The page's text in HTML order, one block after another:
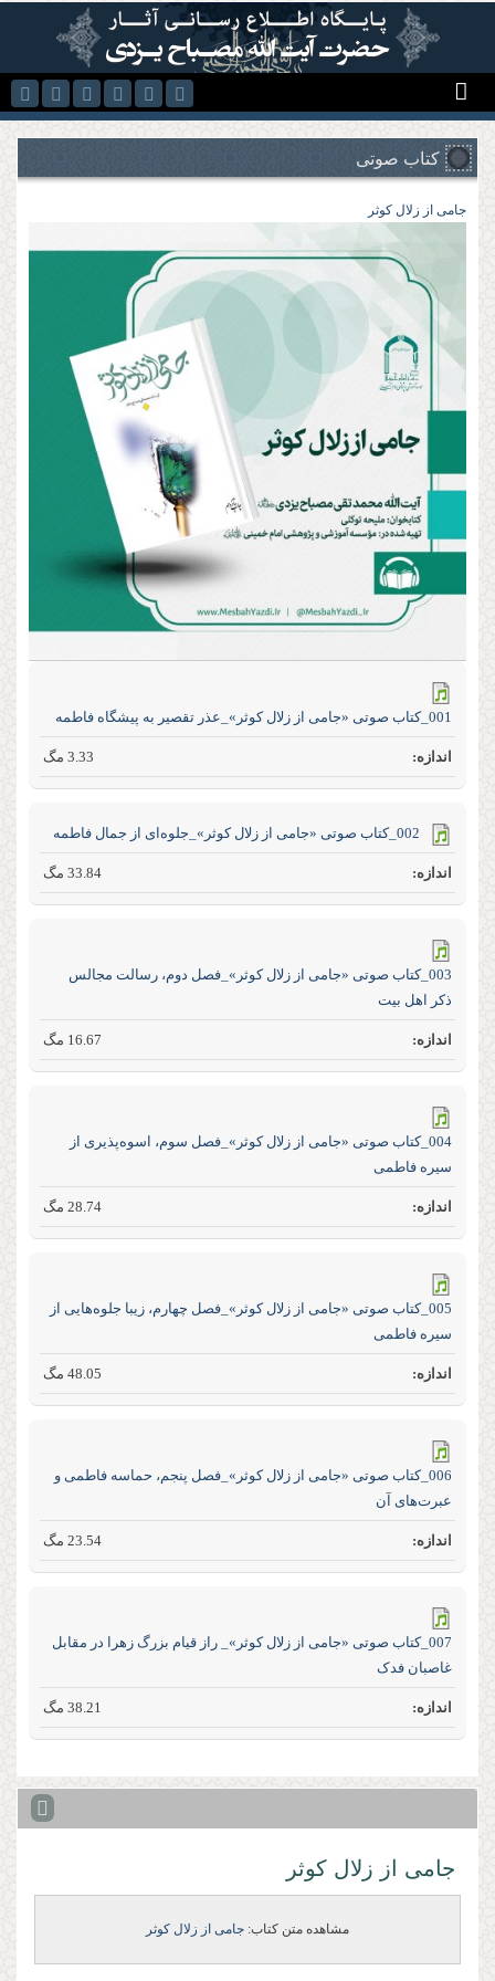
رفتن به محتوای اصلی
کتاب صوتی
جامی از زلال کوثر
001_کتاب صوتی «جامی از زلال کوثر»_عذر تقصیر به پیشگاه فاطمه
3.33 مگ
002_کتاب صوتی «جامی از زلال کوثر»_جلوه‌ای از جمال فاطمه
33.84 مگ
003_کتاب صوتی «جامی از زلال کوثر»_فصل دوم، رسالت مجالس
ذکر اهل بیت
16.67 مگ
004_کتاب صوتی «جامی از زلال کوثر»_فصل سوم، اسوه‌پذیری از
سیره فاطمی
28.74 مگ
005_کتاب صوتی «جامی از زلال کوثر»_فصل چهارم، زیبا جلوه‌هایی از
سیره فاطمی
48.05 مگ
006_کتاب صوتی «جامی از زلال کوثر»_فصل پنجم، حماسه فاطمی و
عبرت‌های آن
23.54 مگ
007_کتاب صوتی «جامی از زلال کوثر»_ راز قیام بزرگ زهرا در مقابل
غاصبان فدک
38.21 مگ
جامى از زلال كوثر
مشاهده متن کتاب: جامی از زلال كوثر